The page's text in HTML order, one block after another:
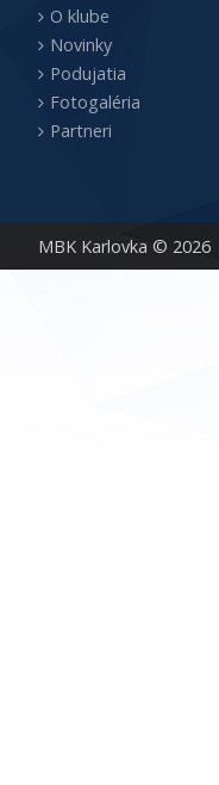
MBK Karlovka © 2026
O klube
Novinky
Podujatia
Fotogaléria
Partneri